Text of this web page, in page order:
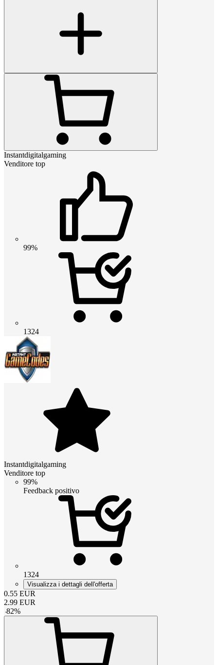
Instantdigitalgaming
Venditore top
99%
1324
Instantdigitalgaming
Venditore top
99%
Feedback positivo
1324
Visualizza i dettagli dell'offerta
0.55 EUR
2.99 EUR
-82%